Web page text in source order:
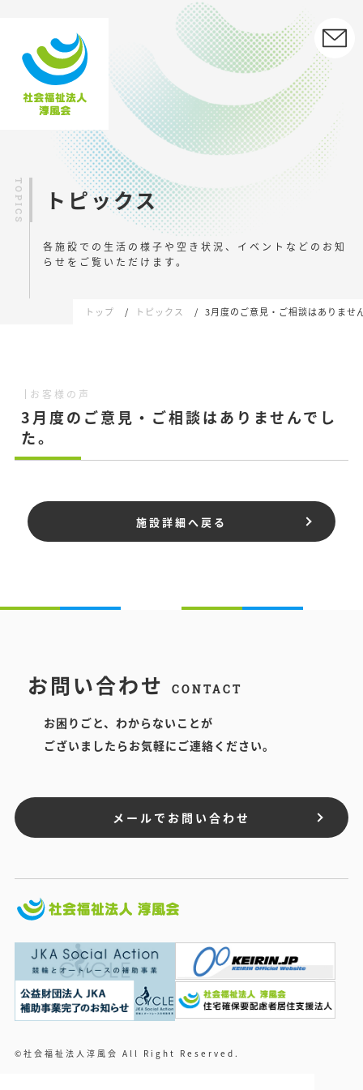
トピックス
各施設での生活の様子や空き状況、イベントなどの お知
らせをご覧いただけます。
トップ トピックス 3月度のご意見・ご相談はありませ
お客様の声
3月度のご意見・ご相談はありませんでし
た。
施設詳細へ戻る
お問い合わせ CONTACT
お困りごと、わからないことが
ございましたらお気軽にご連絡ください。
メールでお問い合わせ
©社会福祉法人淳風会 All Right Reserved.